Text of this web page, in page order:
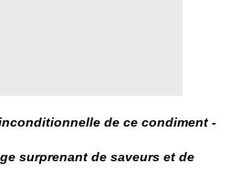
de ce condiment -
surprenant de saveurs et de